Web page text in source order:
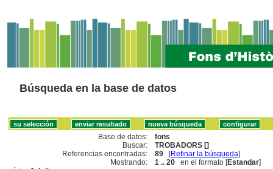
Búsqueda en la base de datos
Base de datos:
fons
Buscar:
TROBADORS []
Referencias encontradas:
89 [Refinar la búsqueda]
Mostrando:
1 .. 20 en el formato [Estandar]